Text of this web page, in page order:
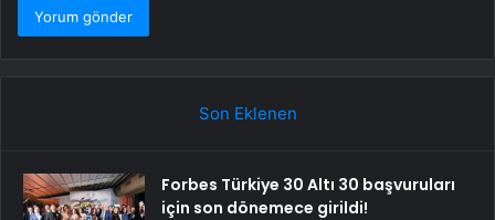
Son Eklenen
Forbes Türkiye 30 Altı 30 başvuruları
için son dönemece girildi!